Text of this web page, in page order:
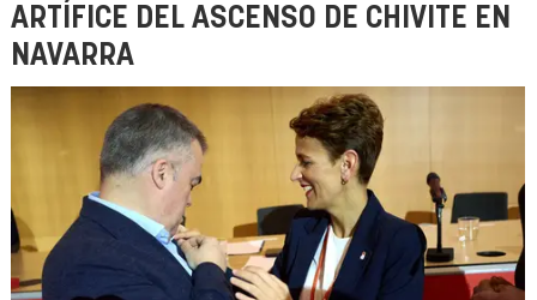
ARTÍFICE DEL ASCENSO DE CHIVITE EN
NAVARRA